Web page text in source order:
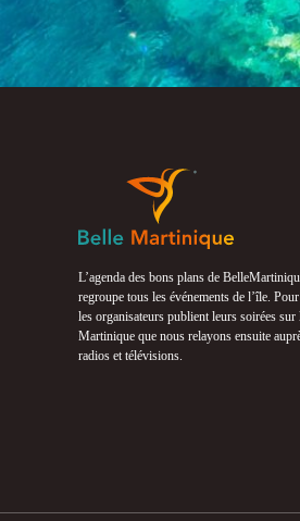
L’agenda des bons plans de
regroupe tous les événements de l’île.
les organisateurs publient leurs soirées sur
Martinique que nous relayons ensuite
radios et télévisions.